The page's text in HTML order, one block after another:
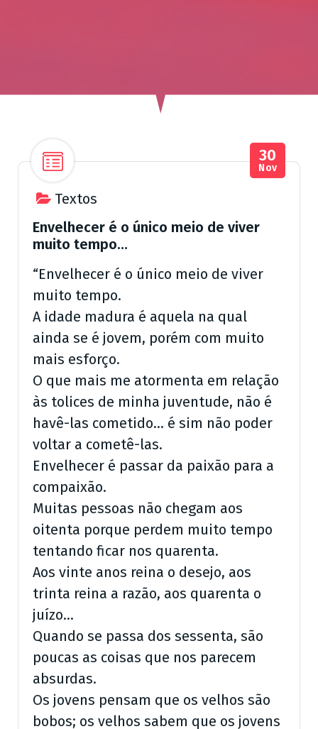
Textos
30
Nov
Envelhecer é o único meio de viver
muito tempo…
“Envelhecer é o único meio de viver
muito tempo.
A idade madura é aquela na qual
ainda se é jovem, porém com muito
mais esforço.
O que mais me atormenta em relação
às tolices de minha juventude, não é
havê-las cometido… é sim não poder
voltar a cometê-las.
Envelhecer é passar da paixão para a
compaixão.
Muitas pessoas não chegam aos
oitenta porque perdem muito tempo
tentando ficar nos quarenta.
Aos vinte anos reina o desejo, aos
trinta reina a razão, aos quarenta o
juízo…
Quando se passa dos sessenta, são
poucas as coisas que nos parecem
absurdas.
Os jovens pensam que os velhos são
bobos; os velhos sabem que os jovens